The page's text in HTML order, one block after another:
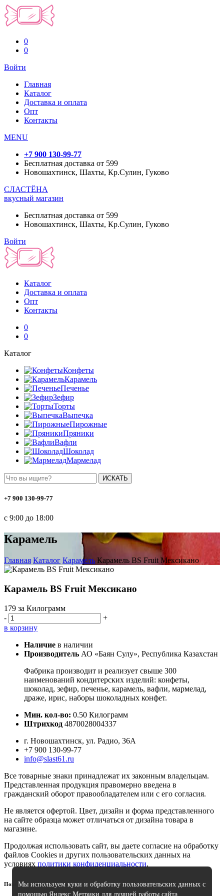
0
0
Войти
Главная
Каталог
Доставка и оплата
Опт
Контакты
MENU
+7 900 130-99-77
Бесплатная доставка от 599
Новошахтинск, Шахты, Кр.Сулин, Гуково
СЛАСТЁНА
вкусный магазин
Бесплатная доставка от 599
Новошахтинск, Шахты, Кр.Сулин, Гуково
Войти
Каталог
Доставка и оплата
Опт
Контакты
0
0
Каталог
Конфеты
Карамель
Печенье
Зефир
Торты
Выпечка
Пирожные
Пряники
Вафли
Шоколад
Мармелад
ИСКАТЬ
+7 900 130-99-77
с 9:00 до 18:00
Карамель
Главная Каталог Карамель Карамель BS Fruit Мексикано
Карамель BS Fruit Мексикано
179 за Килограмм
-
+
в корзину
Наличие в наличии
Производитель АО «Баян Сулу», Республика Казахстан
Фабрика производит и реализует свыше 300
наименований кондитерских изделий: конфеты,
шоколад, зефир, печенье, карамель, вафли, мармелад,
драже, ирис, наборы шоколадных конфет.
Мин. кол-во: 0.50 Килограмм
Штрихкод 4870028004337
г. Новошахтинск, ул. Радио, 36А
+7 900 130-99-77
info@slast61.ru
Все товарные знаки принадлежат их законным владельцам.
Представленная продукция правомерно введена в
гражданский оборот правообладателем или с его согласия.
Не является офертой. Цвет, дизайн и форма представленного
на сайте образца может отличаться от дизайна товара в
магазине.
Продолжая использовать сайт, вы даете согласие на обработку
файлов Cookies и других пользовательских данных на
условиях политики конфиденциальности.
ПоискМы используем куки и обработку пользовательских данных с
помощью Яндекс.Метрики для лучшей работы сайта.